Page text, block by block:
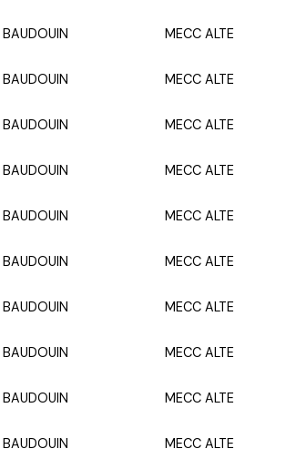
BAUDOUIN MECC ALTE
BAUDOUIN MECC ALTE
BAUDOUIN MECC ALTE
BAUDOUIN MECC ALTE
BAUDOUIN MECC ALTE
BAUDOUIN MECC ALTE
BAUDOUIN MECC ALTE
BAUDOUIN MECC ALTE
BAUDOUIN MECC ALTE
BAUDOUIN MECC ALTE